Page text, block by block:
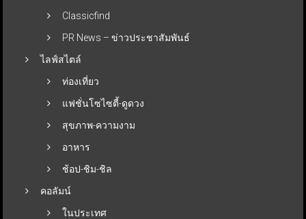
Classicfind
PR News – ข่าวประชาสัมพันธ์
ไลฟ์สไตล์
ท่องเที่ยว
แฟชั่นโซไซตี้-ดูดวง
สุขภาพ-ความงาม
อาหาร
ช้อป-ชิม-ชิล
คอลัมน์
ในประเทศ